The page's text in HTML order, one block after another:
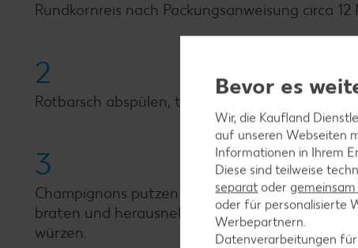
Rundkornreis nach Packungsanweisung circa
2
Rotbarsch abspülen, trocken tupfen, in Würfel
3
Champignons putzen und vierteln. Öl in einer
braten und herausnehmen. Champignons im
würzen.
Bevor es
Wir, die Kaufland
auf unseren Webseiten
Informationen in Ihrem
Diese sind teilweise
separat oder
oder für personalisierte
Werbepartnern.
Datenverarbeitungen